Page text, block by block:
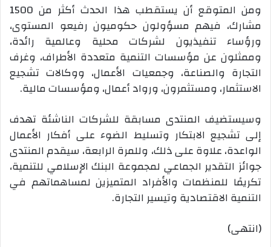
ومن المتوقع أن يستقطب هذا الحدث أكثر من 1500
مشارك، فيهم مسؤولون حكوميون رفيعو المستوى،
ورؤساء تنفيذيون لشركات محلية وعالمية رائدة،
وممثلون عن مؤسسات التنمية متعددة الأطراف، وغرف
التجارة والصناعة، وجمعيات الأعمال، ووكالات تشجيع
الاستثمار، ومستثمرون، ورواد أعمال، ومؤسسات مالية.
وسيستضيف المنتدى مسابقة للشركات الناشئة تهدف
إلى تشجيع الابتكار وتسليط الضوء على أفكار الأعمال
الواعدة، علاوة على ذلك، وللمرة الرابعة، سيقدم المنتدى
جوائز التقدير الجماعي لمجموعة البنك الإسلامي للتنمية،
تكريمًا للمنظمات والأفراد المتميزين لمساهماتهم في
التنمية الاقتصادية وتيسير التجارة.
(انتهى)